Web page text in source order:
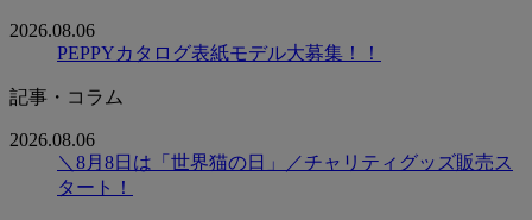
2026.08.06
PEPPYカタログ表紙モデル大募集！！
記事・コラム
2026.08.06
＼8月8日は「世界猫の日」／チャリティグッズ販売ス
タート！